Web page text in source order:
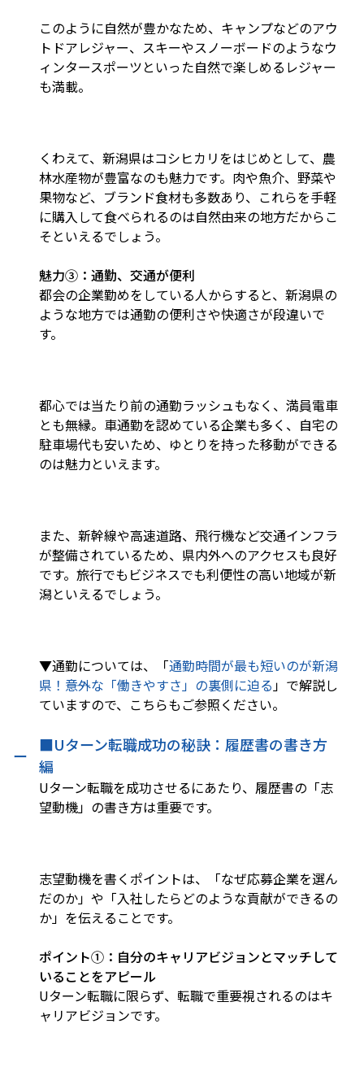
このように自然が豊かなため、キャンプなどのアウ
トドアレジャー、スキーやスノーボードのようなウ
ィンタースポーツといった自然で楽しめるレジャー
も満載。
くわえて、新潟県はコシヒカリをはじめとして、農
林水産物が豊富なのも魅力です。肉や魚介、野菜や
果物など、ブランド食材も多数あり、これらを手軽
に購入して食べられるのは自然由来の地方だからこ
そといえるでしょう。
魅力③：通勤、交通が便利
都会の企業勤めをしている人からすると、新潟県の
ような地方では通勤の便利さや快適さが段違いで
す。
都心では当たり前の通勤ラッシュもなく、満員電車
とも無縁。車通勤を認めている企業も多く、自宅の
駐車場代も安いため、ゆとりを持った移動ができる
のは魅力といえます。
また、新幹線や高速道路、飛行機など交通インフラ
が整備されているため、県内外へのアクセスも良好
です。旅行でもビジネスでも利便性の高い地域が新
潟といえるでしょう。
▼通勤については、「通勤時間が最も短いのが新潟
県！――意外な「働きやすさ」の裏側に迫る」で解説し
ていますので、こちらもご参照ください。
■Uターン転職成功の秘訣：履歴書の書き方
編
Uターン転職を成功させるにあたり、履歴書の「志
望動機」の書き方は重要です。
志望動機を書くポイントは、「なぜ応募企業を選ん
だのか」や「入社したらどのような貢献ができるの
か」を伝えることです。
ポイント①：自分のキャリアビジョンとマッチして
いることをアピール
Uターン転職に限らず、転職で重要視されるのはキ
ャリアビジョンです。